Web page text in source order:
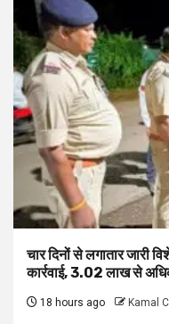
चार दिनों से लगातार जारी
कार्रवाई, ₹3.02 लाख से
18 hours ago Kamal